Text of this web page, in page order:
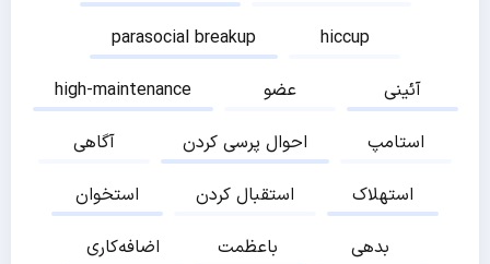
parasocial breakup
hiccup
high-maintenance
عضو
آئینی
آگاهی
احوال پرسی کردن
استامپ
استخوان
استقبال کردن
استهلاک
اضافه‌کاری
باعظمت
بدهی